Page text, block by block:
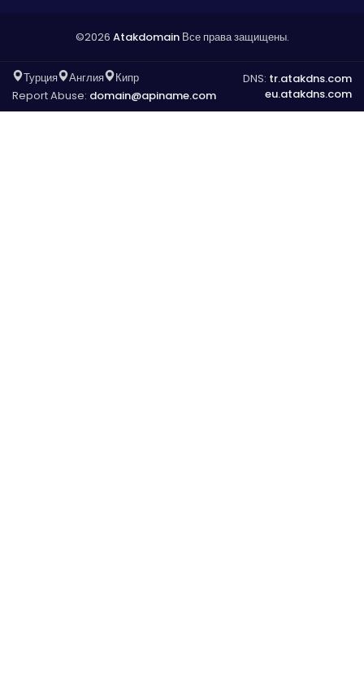
©2026 AtakdomainВсе права защищены.
Турция Англия
Кипр
Report Abuse: domain@apiname.com
DNS: tr.atakdns.com
eu.atakdns.com